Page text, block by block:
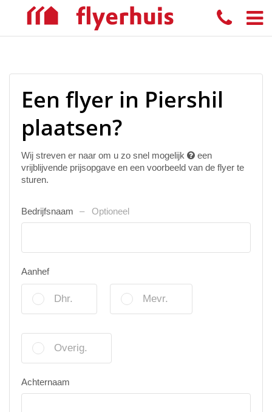
Een flyer in Piershil
plaatsen?
Wij streven er naar om u zo snel mogelijk
een
vrijblijvende prijsopgave en een voorbeeld van de flyer te
sturen.
Bedrijfsnaam Optioneel
Aanhef
Dhr. Mevr.
Overig.
Achternaam